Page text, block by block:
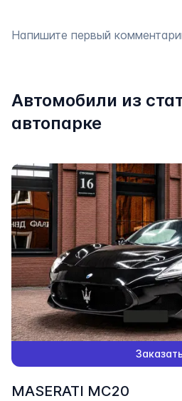
Напишите первый
Автомобили из
автопарке
MASERATI MC20